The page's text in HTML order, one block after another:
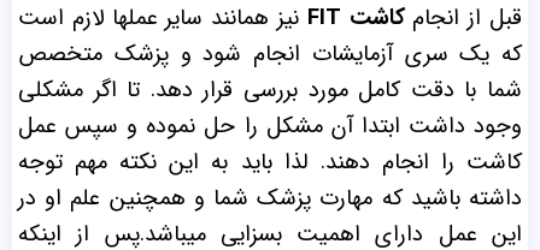
قبل از انجامکاشت FIT
نیز همانند سایر عملها لازم است
که یک سری آزمایشات انجام شود و پزشک متخصص
شما با دقت کامل مورد بررسی قرار دهد. تا اگر مشکلی
وجود داشت ابتدا آن مشکل را حل نموده و سپس عمل
کاشت را انجام دهند. لذا باید به این نکته مهم توجه
داشته باشید که مهارت پزشک شما و همچنین علم او در
این عمل دارای اهمیت بسزایی میباشد.پس از اینکه